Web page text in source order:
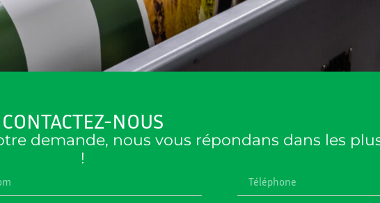
CONTACTEZ-NOUS
demande, nous vous répondans dans les
!